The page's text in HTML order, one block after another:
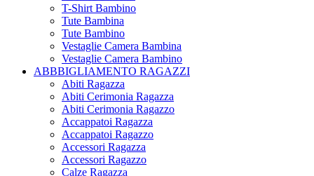
T-Shirt Bambino
Tute Bambina
Tute Bambino
Vestaglie Camera Bambina
Vestaglie Camera Bambino
ABBBIGLIAMENTO RAGAZZI
Abiti Ragazza
Abiti Cerimonia Ragazza
Abiti Cerimonia Ragazzo
Accappatoi Ragazza
Accappatoi Ragazzo
Accessori Ragazza
Accessori Ragazzo
Calze Ragazza